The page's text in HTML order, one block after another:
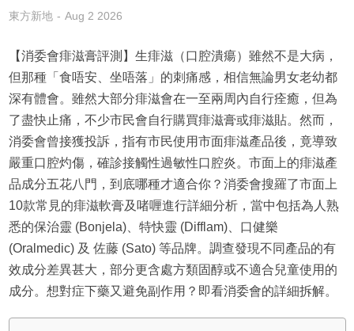
東方新地 Aug 2 2026
【消委會痱滋膏評測】生痱滋（口腔潰瘍）雖然不是大病，
但那種「食唔安、坐唔落」的刺痛感，相信無論男女老幼都
深有體會。雖然大部分痱滋會在一至兩周內自行痊癒，但為
了盡快止痛，不少市民會自行購買痱滋膏或痱滋貼。然而，
消委會曾接獲投訴，指有市民使用市面痱滋產品後，竟導致
嚴重口腔灼傷，確診接觸性過敏性口腔炎。市面上的痱滋產
品成分五花八門，到底哪種才適合你？消委會搜羅了市面上
10款常見的痱滋軟膏及啫喱進行詳細分析，當中包括為人熟
悉的保治靈 (Bonjela)、特快靈 (Difflam)、口健樂
(Oralmedic) 及 佐藤 (Sato) 等品牌。調查發現不同產品的有
效成分差異甚大，部分更含處方類固醇或不適合兒童使用的
成分。想對症下藥又避免副作用？即看消委會的詳細拆解。